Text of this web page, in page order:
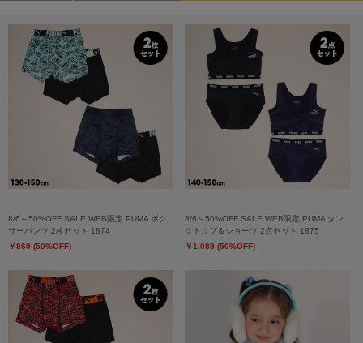
8/6～50%OFF SALE WEB限定 PUMA ボク
サーパンツ 2枚セット 1874
￥869 (50%OFF)
8/6～50%OFF SALE WEB限定 PUMA タン
クトップ＆ショーツ 2点セット 1875
￥1,089 (50%OFF)